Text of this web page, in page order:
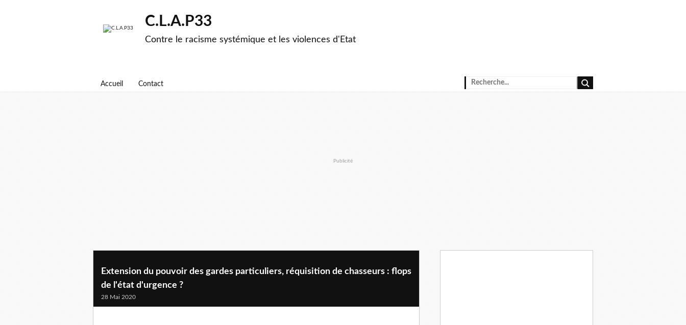
C.L.A.P33
Contre le racisme systémique et les violences d'Etat
Accueil Contact
Publicité
Extension du pouvoir des gardes particuliers, réquisition de chasseurs : flops
de l'état d'urgence ?
28 Mai 2020